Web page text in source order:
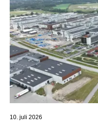
10. juli 2026